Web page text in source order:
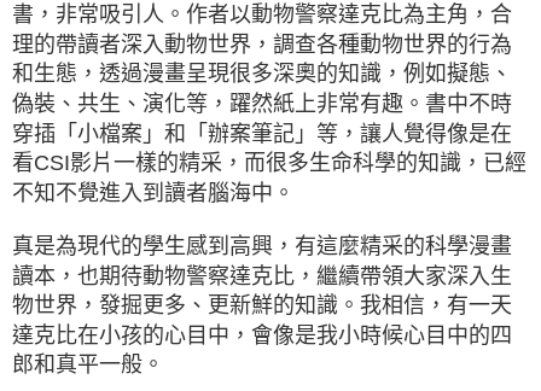
書，非常吸引人。作者以動物警察達克比為主角，合
理的帶讀者深入動物世界，調查各種動物世界的行為
和生態，透過漫畫呈現很多深奧的知識，例如擬態、
偽裝、共生、演化等，躍然紙上非常有趣。書中不時
穿插「小檔案」和「辦案筆記」等，讓人覺得像是在
看CSI影片一樣的精采，而很多生命科學的知識，已經
不知不覺進入到讀者腦海中。
真是為現代的學生感到高興，有這麼精采的科學漫畫
讀本，也期待動物警察達克比，繼續帶領大家深入生
物世界，發掘更多、更新鮮的知識。我相信，有一天
達克比在小孩的心目中，會像是我小時候心目中的四
郎和真平一般。